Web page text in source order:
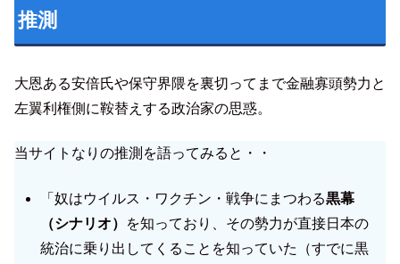
推測
大恩ある安倍氏や保守界隈を裏切ってまで金融寡頭勢力と
左翼利権側に鞍替えする政治家の思惑。
当サイトなりの推測を語ってみると・・
「奴はウイルス・ワクチン・戦争にまつわる黒幕
（シナリオ）
を知っており、その勢力が直接日本の
統治に乗り出してくることを知っていた（すでに黒